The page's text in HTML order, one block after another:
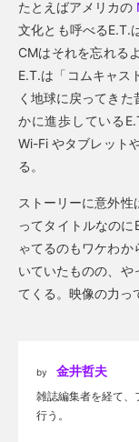
たとえばアメリカの
文化とも呼べるE.T.
CMはそれを忘れる
E.T.は「コムキャス
く地球に戻ってき
かに進歩している
Wi-Fi やタブレット
る。
ストーリーに意外
ってタイトルなの
ゃてるのもワケわ
いていたものの、や
てくる。映像の力っ
by 金井哲夫
雑誌編集者を経て、
行う。